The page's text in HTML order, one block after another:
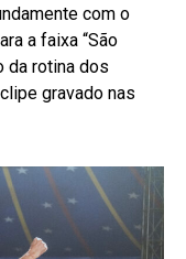
com o
a faixa “São
da rotina dos
gravado nas